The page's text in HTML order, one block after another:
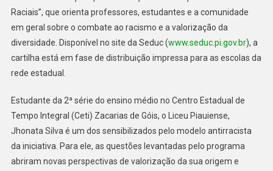
Raciais”, que orienta professores, estudantes e a comunidade
em geral sobre o combate ao racismo e a valorização da
diversidade. Disponível no site da Seduc (www.seduc.pi.gov.br), a
cartilha está em fase de distribuição impressa para as escolas da
rede estadual.
Estudante da 2ª série do ensino médio no Centro Estadual de
Tempo Integral (Ceti) Zacarias de Góis, o Liceu Piauiense,
Jhonata Silva é um dos sensibilizados pelo modelo antirracista
da iniciativa. Para ele, as questões levantadas pelo programa
abriram novas perspectivas de valorização da sua origem e